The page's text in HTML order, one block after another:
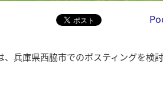
、兵庫県西脇市でのポスティングを検